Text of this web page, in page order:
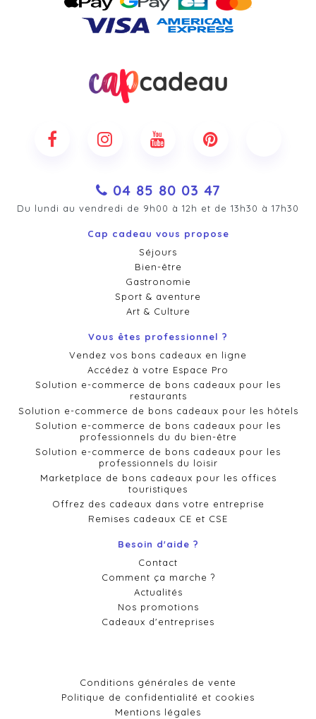
04 85 80 03 47
Du lundi au vendredi de 9h00 à 12h et de 13h30 à 17h30
Cap cadeau vous propose
Séjours
Bien-être
Gastronomie
Sport & aventure
Art & Culture
Vous êtes professionnel ?
Vendez vos bons cadeaux en ligne
Accédez à votre Espace Pro
Solution e-commerce de bons cadeaux pour les
restaurants
Solution e-commerce de bons cadeaux pour les hôtels
Solution e-commerce de bons cadeaux pour les
professionnels du du bien-être
Solution e-commerce de bons cadeaux pour les
professionnels du loisir
Marketplace de bons cadeaux pour les offices
touristiques
Offrez des cadeaux dans votre entreprise
Remises cadeaux CE et CSE
Besoin d'aide ?
Contact
Comment ça marche ?
Actualités
Nos promotions
Cadeaux d'entreprises
Conditions générales de vente
Politique de confidentialité et cookies
Mentions légales